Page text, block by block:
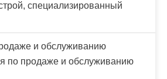
специализированный
и обслуживанию
по продаже и обслуживанию